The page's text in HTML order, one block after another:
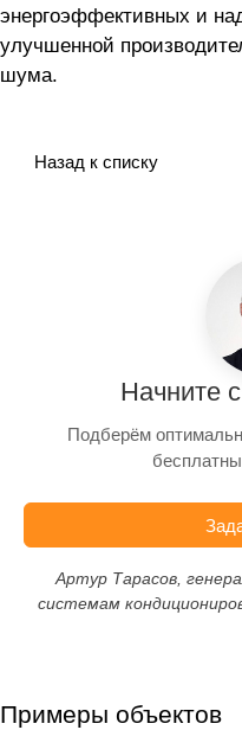
энергоэффективных и
улучшенной
шума.
Назад к списку
Начните
Подберём
Артур Тарасов,
системам
Примеры объектов